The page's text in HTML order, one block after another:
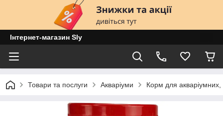
Інтернет-магазин Sly
Товари та послуги Акваріуми Корм для акваріумних,